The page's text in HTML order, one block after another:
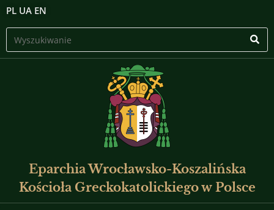
PL UA EN
Eparchia Wrocławsko-Koszalińska
Kościoła Greckokatolickiego w Polsce